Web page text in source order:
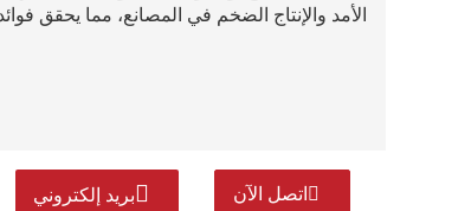
الأمد والإنتاج الضخم في المصانع، مما يحقق
اتصل الآن بريد إلكتروني